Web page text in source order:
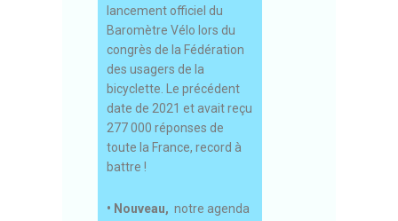
lancement officiel du
Baromètre Vélo lors du
congrès de la Fédération
des usagers de la
bicyclette. Le précédent
date de 2021 et avait reçu
277 000 réponses de
toute la France, record à
battre !
• Nouveau, notre agenda